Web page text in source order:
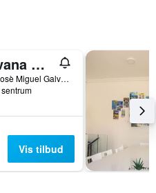
Ashavana Nest Hostel
Avenida Josè Miguel Galvan Bello, 9, El Médano, Tenerife, Spania
Vis tilbud